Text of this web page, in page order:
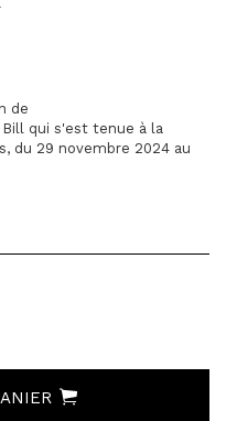
de
qui s'est tenue à la
du 29 novembre 2024 au